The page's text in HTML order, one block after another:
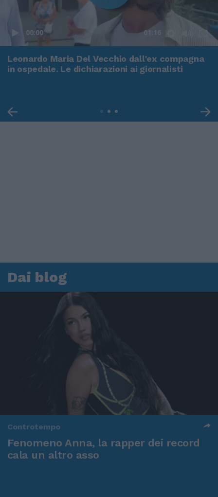
00:00 01:16
Leonardo Maria Del Vecchio dall'ex compagna
in ospedale. Le dichiarazioni ai giornalisti
Dai blog
Controtempo
Fenomeno Anna, la rapper dei record
cala un altro asso